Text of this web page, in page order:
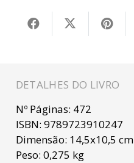
DETALHES DO LIVRO
Nº Páginas: 472
ISBN: 9789723910247
Dimensão: 14,5x10,5 cm
Peso: 0,275 kg